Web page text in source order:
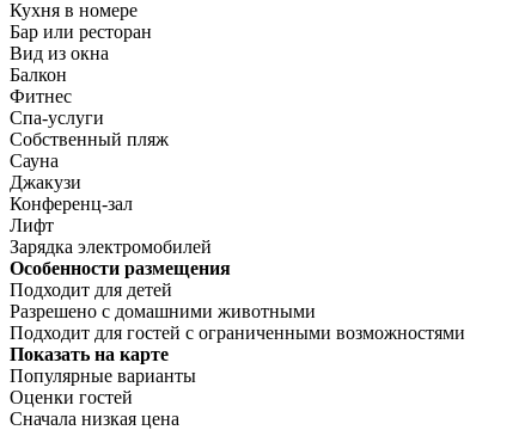
Кухня в номере
Бар или ресторан
Вид из окна
Балкон
Фитнес
Спа-услуги
Собственный пляж
Сауна
Джакузи
Конференц-зал
Лифт
Зарядка электромобилей
Особенности размещения
Подходит для детей
Разрешено с домашними животными
Подходит для гостей с ограниченными возможностями
Показать на карте
Популярные варианты
Оценки гостей
Сначала низкая цена